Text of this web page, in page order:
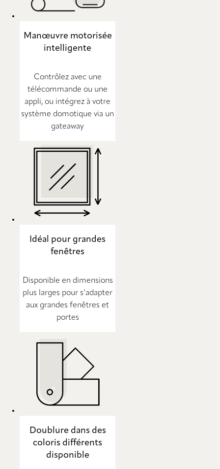
Manœuvre motorisée
intelligente
Contrôlez avec une
télécommande ou une
appli, ou intégrez à votre
système domotique via un
gateaway
Idéal pour grandes
fenêtres
Disponible en dimensions
plus larges pour s’adapter
aux grandes fenêtres et
portes
Doublure dans des
coloris différents
disponible